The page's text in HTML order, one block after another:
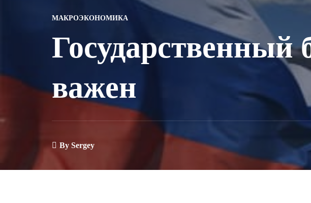
МАКРОЭКОНОМИКА
Государственный
важен
By Sergey